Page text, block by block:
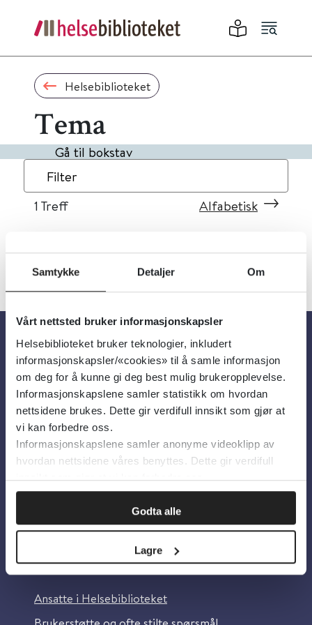
Samtykke Detaljer Om
Vårt nettsted bruker informasjonskapsler
Helsebiblioteket bruker teknologier, inkludert
informasjonskapsler/«cookies» til å samle informasjon
om deg for å kunne gi deg best mulig brukeropplevelse.
Informasjonskapslene samler statistikk om hvordan
nettsidene brukes. Dette gir verdifull innsikt som gjør at
vi kan forbedre oss.
Informasjonskapslene samler anonyme videoklipp av
hvordan nettsidene våres benyttes. Dette gir verdifull
innsikt som gjør at vi kan forbedre oss.
Godta alle
Lagre
Helsebiblioteket
Tema
Gå til bokstav
Filter
1 Treff Alfabetisk
Om oss
Om Helsebiblioteket
Personvern og informasjonskapsler
Tilgjengelighetserklæring
Information in English
Ansatte i Helsebiblioteket